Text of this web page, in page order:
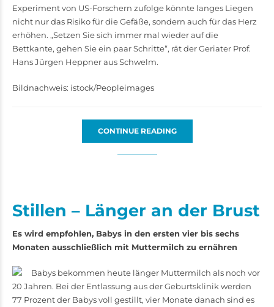
Experiment von US-­Forschern zufolge könnte langes Liegen
nicht nur das Risiko für die Gefäße, sondern auch für das Herz
erhöhen. „Setzen Sie sich immer mal wieder auf die
Bettkante, gehen Sie ein paar Schritte“, rät der Geriater Prof.
Hans Jürgen Heppner aus Schwelm.
Bildnachweis: istock/Peopleimages
CONTINUE READING
Stillen – Länger an der Brust
Es wird empfohlen, Babys in den ersten vier bis sechs
Monaten ausschließlich mit Muttermilch zu ernähren
Babys bekommen heute länger Muttermilch als noch vor
20 Jahren. Bei der Entlassung aus der Geburtsklinik werden
77 Prozent der Babys voll gestillt, vier Monate danach sind es